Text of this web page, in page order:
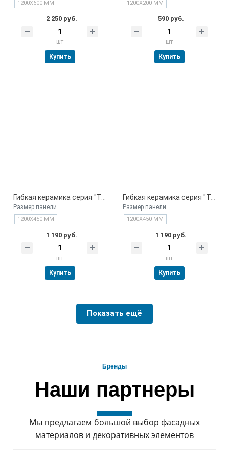
1200Х600 ММ
2 250 руб.
шт
Купить
1200Х200 ММ
590 руб.
шт
Купить
Размер панели
1200Х450 ММ
1 190 руб.
шт
Купить
Размер панели
1200Х450 ММ
1 190 руб.
шт
Купить
Показать ещё
Бренды
Наши партнеры
Мы предлагаем большой выбор фасадных
материалов и декоративных элементов